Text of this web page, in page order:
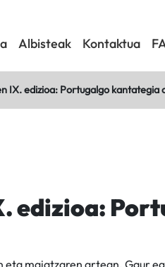
Albisteak Kontaktua
IX. edizioa: Portugalgo kantategia
edizioa:
maiatzaren artean. Gaur